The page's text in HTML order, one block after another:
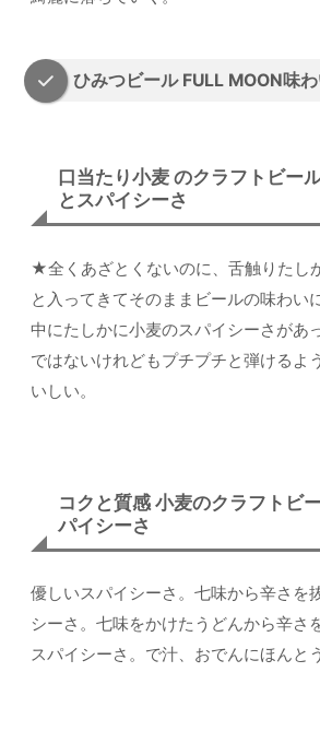
ひみつビール FULL MOON味
口当たり小麦 のクラフトビー
とスパイシーさ
★全くあざとくないのに、舌触りたし
と入ってきてそのままビールの味わい
中にたしかに小麦のスパイシーさがあ
ではないけれどもプチプチと弾けるよ
いしい。
コクと質感 小麦のクラフトビ
パイシーさ
優しいスパイシーさ。七味から辛さを
シーさ。七味をかけたうどんから辛さ
スパイシーさ。で汁、おでんにほんと